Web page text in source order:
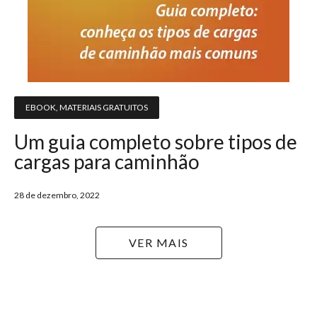
EBOOK MATERIAIS GRATUITOS
Um guia completo sobre tipos de
cargas para caminhão
28 de dezembro, 2022
VER MAIS